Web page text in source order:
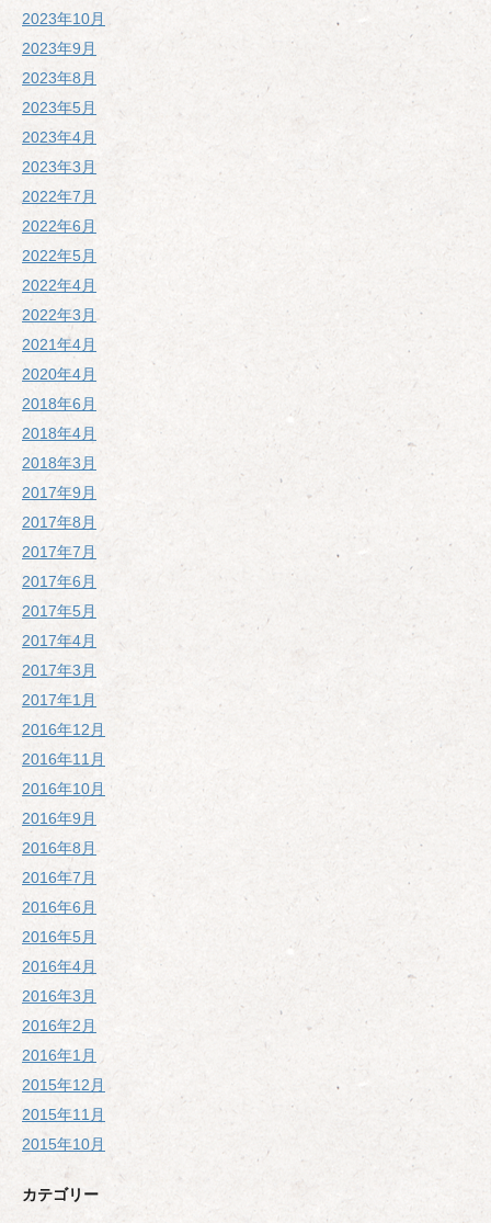
2023年10月
2023年9月
2023年8月
2023年5月
2023年4月
2023年3月
2022年7月
2022年6月
2022年5月
2022年4月
2022年3月
2021年4月
2020年4月
2018年6月
2018年4月
2018年3月
2017年9月
2017年8月
2017年7月
2017年6月
2017年5月
2017年4月
2017年3月
2017年1月
2016年12月
2016年11月
2016年10月
2016年9月
2016年8月
2016年7月
2016年6月
2016年5月
2016年4月
2016年3月
2016年2月
2016年1月
2015年12月
2015年11月
2015年10月
カテゴリー